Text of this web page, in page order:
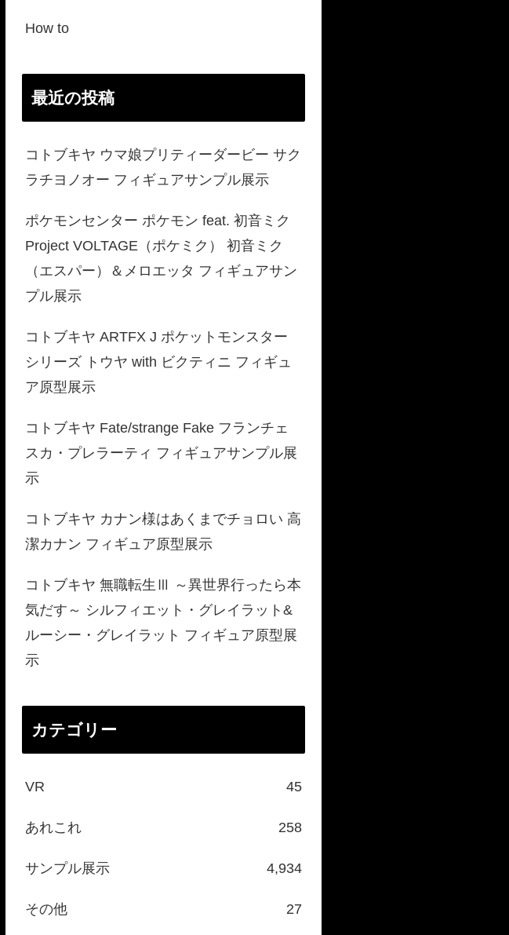
How to
最近の投稿
コトブキヤ ウマ娘プリティーダービー サク
ラチヨノオー フィギュアサンプル展示
ポケモンセンター ポケモン feat. 初音ミク
Project VOLTAGE（ポケミク） 初音ミク
（エスパー）＆メロエッタ フィギュアサン
プル展示
コトブキヤ ARTFX J ポケットモンスター
シリーズ トウヤ with ビクティニ フィギュ
ア原型展示
コトブキヤ Fate/strange Fake フランチェ
スカ・プレラーティ フィギュアサンプル展
示
コトブキヤ カナン様はあくまでチョロい 高
潔カナン フィギュア原型展示
コトブキヤ 無職転生Ⅲ ～異世界行ったら本
気だす～ シルフィエット・グレイラット&
ルーシー・グレイラット フィギュア原型展
示
カテゴリー
VR 45
あれこれ 258
サンプル展示 4,934
その他 27